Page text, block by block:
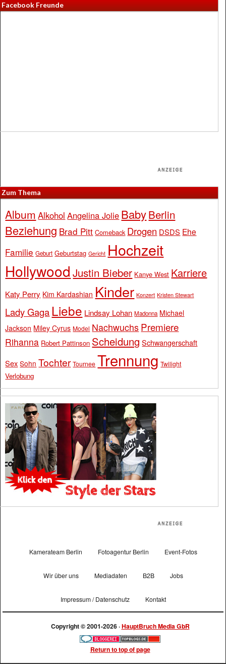
Facebook Freunde
Zum Thema
Album Alkohol Angelina Jolie BabyBerlin
Beziehung Brad Pitt Comeback Drogen DSDS Ehe
Familie Geburt Geburtstag Gericht Hochzeit
Hollywood Justin Bieber Kanye West Karriere
Katy Perry Kim Kardashian Kinder Konzert Kristen Stewart
Lady Gaga Liebe Lindsay Lohan Madonna Michael
Jackson Miley Cyrus Model Nachwuchs Premiere
Rihanna Robert Pattinson Scheidung Schwangerschaft
Sex Sohn Tochter Tournee Trennung Twilight
Verlobung
Kamerateam Berlin Fotoagentur Berlin Event-Fotos
Wir über uns Mediadaten B2B Jobs
Impressum / Datenschutz Kontakt
Copyright © 2001-2026 ·HauptBruch Media GbR
Return to top of page